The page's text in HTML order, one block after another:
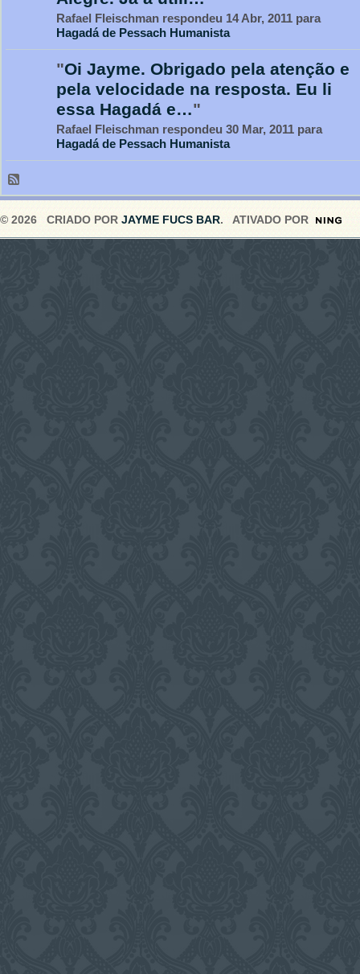
Rafael Fleischman respondeu 14 Abr, 2011 para
Hagadá de Pessach Humanista
"Oi Jayme. Obrigado pela atenção e
pela velocidade na resposta. Eu li
essa Hagadá e…"
Rafael Fleischman respondeu 30 Mar, 2011 para
Hagadá de Pessach Humanista
© 2026 CRIADO POR JAYME FUCS BAR. ATIVADO POR